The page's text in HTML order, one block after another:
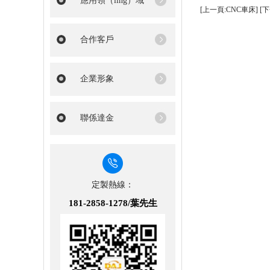
合作客戶
企業形象
聯係達金
定製熱線：
181-2858-1278/葉先生
[上一頁:CNC車床] [